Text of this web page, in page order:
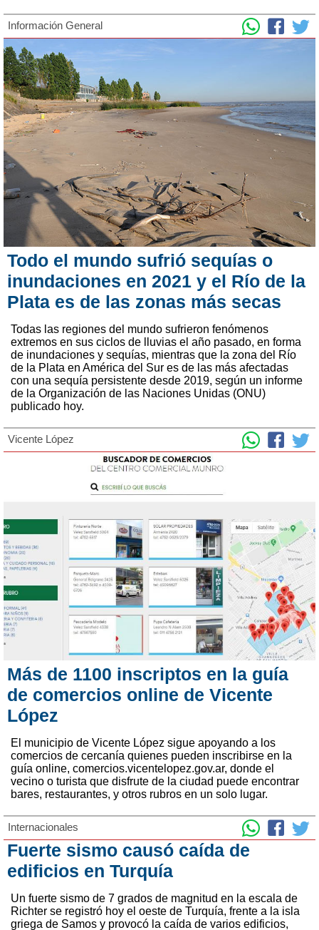
Información General
Todo el mundo sufrió sequías o
inundaciones en 2021 y el Río de la
Plata es de las zonas más secas
Todas las regiones del mundo sufrieron fenómenos
extremos en sus ciclos de lluvias el año pasado, en forma
de inundaciones y sequías, mientras que la zona del Río
de la Plata en América del Sur es de las más afectadas
con una sequía persistente desde 2019, según un informe
de la Organización de las Naciones Unidas (ONU)
publicado hoy.
Vicente López
Más de 1100 inscriptos en la guía
de comercios online de Vicente
López
El municipio de Vicente López sigue apoyando a los
comercios de cercanía quienes pueden inscribirse en la
guía online, comercios.vicentelopez.gov.ar, donde el
vecino o turista que disfrute de la ciudad puede encontrar
bares, restaurantes, y otros rubros en un solo lugar.
Internacionales
Fuerte sismo causó caída de
edificios en Turquía
Un fuerte sismo de 7 grados de magnitud en la escala de
Richter se registró hoy el oeste de Turquía, frente a la isla
griega de Samos y provocó la caída de varios edificios,